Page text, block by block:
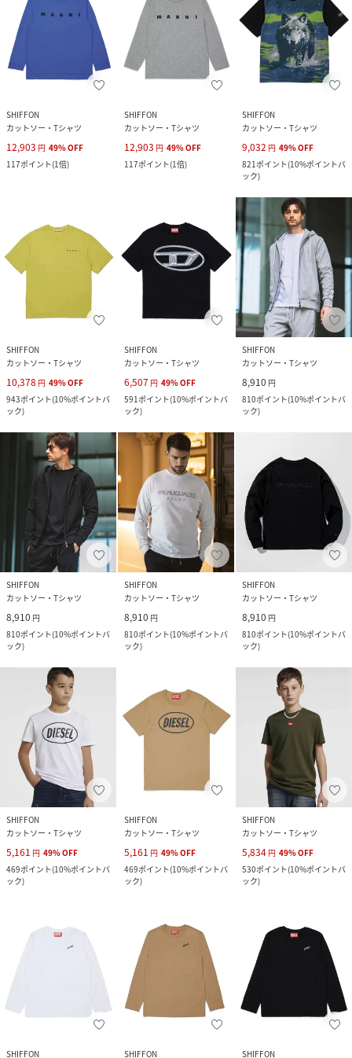
SHIFFON
カットソー・Tシャツ
12,903 円 49%OFF
117ポイント(1倍)
SHIFFON
カットソー・Tシャツ
12,903 円 49%OFF
117ポイント(1倍)
SHIFFON
カットソー・Tシャツ
9,032 円 49%OFF
821ポイント(10%ポイントバ
ック)
SHIFFON
カットソー・Tシャツ
10,378 円 49%OFF
943ポイント(10%ポイントバ
ック)
SHIFFON
カットソー・Tシャツ
6,507 円 49%OFF
591ポイント(10%ポイントバ
ック)
SHIFFON
カットソー・Tシャツ
8,910 円
810ポイント(10%ポイントバ
ック)
SHIFFON
カットソー・Tシャツ
8,910 円
810ポイント(10%ポイントバ
ック)
SHIFFON
カットソー・Tシャツ
8,910 円
810ポイント(10%ポイントバ
ック)
SHIFFON
カットソー・Tシャツ
8,910 円
810ポイント(10%ポイントバ
ック)
SHIFFON
カットソー・Tシャツ
5,161 円 49%OFF
469ポイント(10%ポイントバ
ック)
SHIFFON
カットソー・Tシャツ
5,161 円 49%OFF
469ポイント(10%ポイントバ
ック)
SHIFFON
カットソー・Tシャツ
5,834 円 49%OFF
530ポイント(10%ポイントバ
ック)
SHIFFON SHIFFON SHIFFON